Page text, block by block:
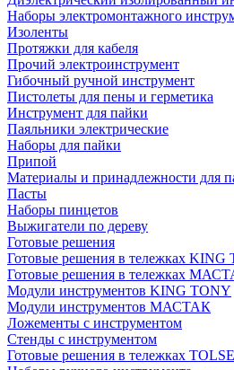
Наборы электромонтажного
Изоленты
Протяжки для кабеля
Прочий электроинструмент
Гибочный ручной инструмент
Пистолеты для пены и герметика
Инструмент для пайки
Паяльники электрические
Наборы для пайки
Припой
Материалы и принадлежности для
Пасты
Наборы пинцетов
Выжигатели по дереву
Готовые решения
Готовые решения в тележках KING
Готовые решения в тележках
Модули инструментов KING TONY
Модули инструментов МАСТАК
Ложементы с инструментом
Стенды с инструментом
Готовые решения в тележках